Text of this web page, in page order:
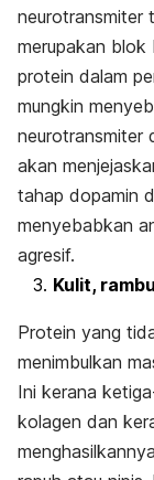
neurotransmiter
merupakan blok
protein dalam
mungkin
neurotransmiter
akan
tahap dopamin
menyebabkan
agresif.
Kulit,
Protein yang
menimbulkan
Ini kerana
kolagen dan